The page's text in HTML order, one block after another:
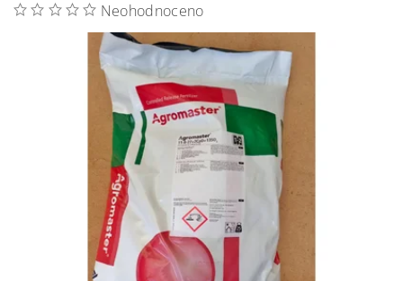
Neohodnoceno